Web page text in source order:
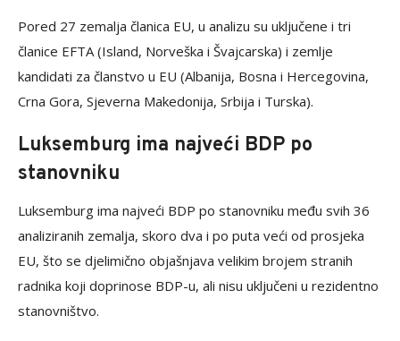
Pored 27 zemalja članica EU, u analizu su uključene i tri
članice EFTA (Island, Norveška i Švajcarska) i zemlje
kandidati za članstvo u EU (Albanija, Bosna i Hercegovina,
Crna Gora, Sjeverna Makedonija, Srbija i Turska).
Luksemburg ima najveći BDP po
stanovniku
Luksemburg ima najveći BDP po stanovniku među svih 36
analiziranih zemalja, skoro dva i po puta veći od prosjeka
EU, što se djelimično objašnjava velikim brojem stranih
radnika koji doprinose BDP-u, ali nisu uključeni u rezidentno
stanovništvo.